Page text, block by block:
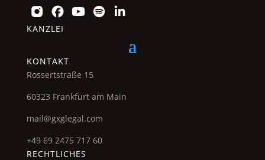
KANZLEI
KONTAKT
Rossertstraße 15
60323 Frankfurt am Main
mail@gxglegal.com
+49 69 2475 717 60
RECHTLICHES